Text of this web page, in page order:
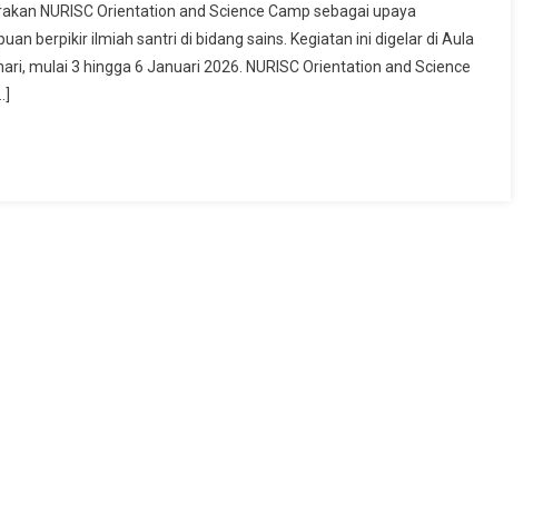
NURISC Orientation and Science Camp sebagai upaya
berpikir ilmiah santri di bidang sains. Kegiatan ini digelar di Aula
mulai 3 hingga 6 Januari 2026. NURISC Orientation and Science